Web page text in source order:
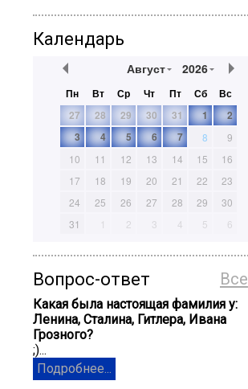
Календарь
Август 2026
Пн Вт Ср Чт Пт Сб
Вс
27
28 29 30 31 1
2
3
4 5 6 7 8
9
10
11 12 13 14 15
16
17
18 19 20 21 22
23
24
25 26 27 28 29
30
31
1 2 3 4 5 6
Все
Вопрос-ответ
Какая была настоящая фамилия у:
Ленина, Сталина, Гитлера, Ивана
Грозного?
;)...
Подробнее...